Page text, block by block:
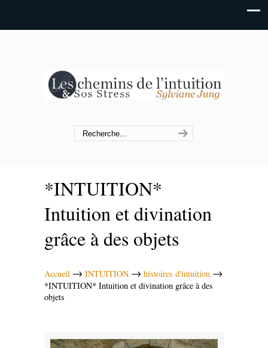
*INTUITION*
Intuition et divination
grâce à des objets
Accueil → INTUITION → histoires d'intuition →
*INTUITION* Intuition et divination grâce à des
objets